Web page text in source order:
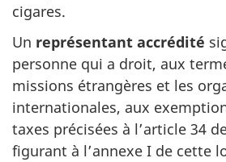
cigares.
Un représentant accrédité
personne qui a droit, aux
missions étrangères et les
internationales, aux
taxes précisées à l’article 34
figurant à l’annexe I de cette